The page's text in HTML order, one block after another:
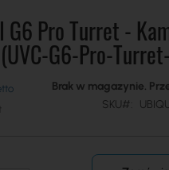
G6 Pro Turret -
G6-Pro-
Brak w magazynie.
SKU